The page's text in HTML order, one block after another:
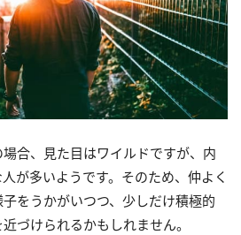
合、見た目はワイルドですが、内
が多いようです。そのため、仲よく
をうかがいつつ、少しだけ積極的
づけられるかもしれません。